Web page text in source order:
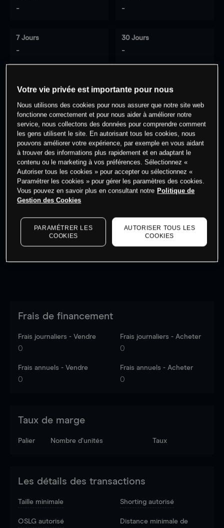
- -
7 Jours
-
30 Jours
-
0% des clients ont une position à
cet actif
Commencez à trader
Les prix sont indicatifs.
dernières données du marché.Log into see latest
market data
Frais de financement
Frais journaliers - Vendre
0
Frais journaliers - Acheter
0
Frais annuels - Vendre
0
Frais annuels - Acheter
0
Taux de marge
Palier Nombre d’unités Taux
Les détails des transactions
Taille minimale Shorting autorisé
OSLG autorisé
Distance minimale de
Votre vie privée est importante pour nous
Nous utilisons des cookies pour nous assurer que notre site web
fonctionne correctement et pour nous aider à améliorer notre
service, nous collectons des données pour comprendre comment
les gens utilisent le site. En autorisant tous les cookies, nous
pouvons améliorer votre expérience, par exemple en vous aidant
à trouver des informations plus rapidement et en adaptant le
contenu ou le marketing à vos préférences. Sélectionnez «
Autoriser tous les cookies » pour accepter ou sélectionnez «
Paramétrer les cookies » pour gérer les paramètres des cookies.
Vous pouvez en savoir plus en consultant notre Politique de
Gestion des Cookies
PARAMÉTRER LES
COOKIES
AUTORISER TOUS LES
COOKIES